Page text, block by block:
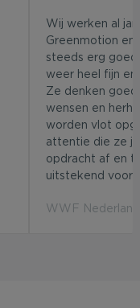
Wij werken al
Greenmotion en
steeds erg
weer heel fijn en
Ze denken
wensen en
worden vlot
attentie die ze
opdracht af en
uitstekend voor
WWF